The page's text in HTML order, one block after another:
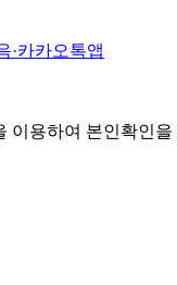
·카카오톡앱
이용하여 본인확인을